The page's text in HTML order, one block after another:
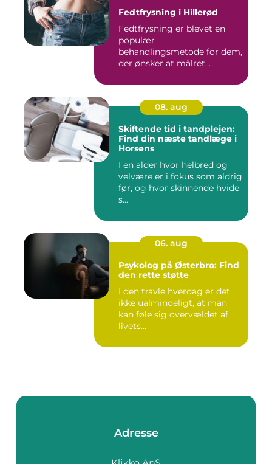
Fedtfrysning i Hillerød
Fedtfrysning er blevet en
populær
behandlingsmetode for dem,
der ønsker at målret...
08. aug
Skiftende tid i tandplejen:
Find din næste tandlæge i
Horsens
I en alder hvor helbred og
velvære er i fokus som aldrig
før, og hvor skinnende hvide
s...
06. aug
Psykolog på Østerbro: Find
den rette støtte
I den travle hverdag er det
ikke ualmindeligt, at man
kan føle sig overvældet af
livets...
Adresse